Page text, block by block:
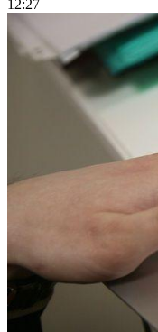
12:27